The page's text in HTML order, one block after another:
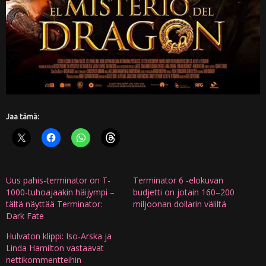
Jaa tämä:
Uus pahis-terminator on T-
1000-tuhoajaakin häijympi –
tältä näyttää Terminator:
Dark Fate
Terminator 6 -elokuvan
budjetti on jotain 160–200
miljoonan dollarin väliltä
Hulvaton klippi: Iso-Arska ja
Linda Hamilton vastaavat
nettikommentteihin